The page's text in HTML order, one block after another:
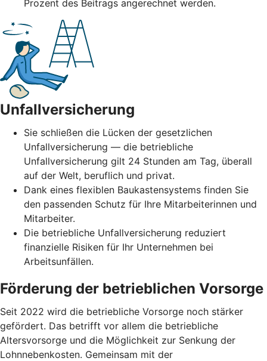
Prozent des Beitrags angerechnet werden.
Unfallversicherung
Sie schließen die Lücken der gesetzlichen
Unfallversicherung — die betriebliche
Unfallversicherung gilt 24 Stunden am Tag, überall
auf der Welt, beruflich und privat.
Dank eines flexiblen Baukastensystems finden Sie
den passenden Schutz für Ihre Mitarbeiterinnen und
Mitarbeiter.
Die betriebliche Unfallversicherung reduziert
finanzielle Risiken für Ihr Unternehmen bei
Arbeitsunfällen.
Förderung der betrieblichen Vorsorge
Seit 2022 wird die betriebliche Vorsorge noch stärker
gefördert. Das betrifft vor allem die betriebliche
Altersvorsorge und die Möglichkeit zur Senkung der
Lohnnebenkosten. Gemeinsam mit der